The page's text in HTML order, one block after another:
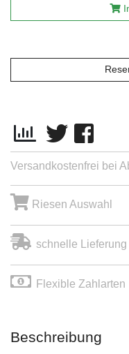
Versandkostenfrei bei
Riesen Auswahl
schnelle Lieferung
Flexible Zahlarten
Beschreibung